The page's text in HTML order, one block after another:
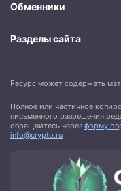
Обменники
Разделы сайта
Ресурс может содержать
Полное или частичное
письменного разрешения
обращайтесь через форму
info@crypto.ru